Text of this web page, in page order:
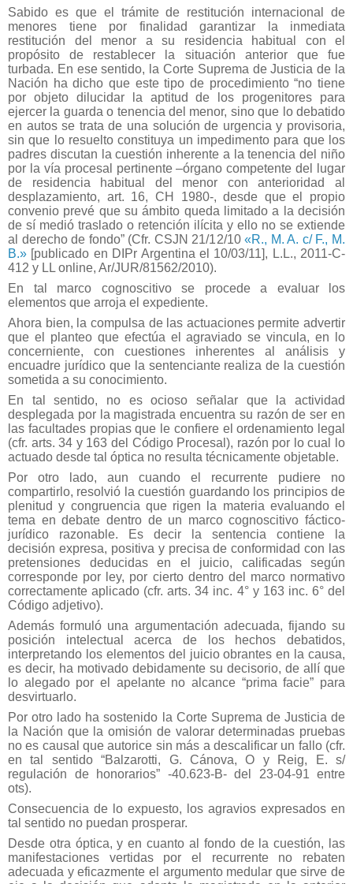
Sabido es que el trámite de restitución internacional de
menores tiene por finalidad garantizar la inmediata
restitución del menor a su residencia habitual con el
propósito de restablecer la situación anterior que fue
turbada. En ese sentido, la Corte Suprema de Justicia de la
Nación ha dicho que este tipo de procedimiento “no tiene
por objeto dilucidar la aptitud de los progenitores para
ejercer la guarda o tenencia del menor, sino que lo debatido
en autos se trata de una solución de urgencia y provisoria,
sin que lo resuelto constituya un impedimento para que los
padres discutan la cuestión inherente a la tenencia del niño
por la vía procesal pertinente –órgano competente del lugar
de residencia habitual del menor con anterioridad al
desplazamiento, art. 16, CH 1980-, desde que el propio
convenio prevé que su ámbito queda limitado a la decisión
de sí medió traslado o retención ilícita y ello no se extiende
al derecho de fondo” (Cfr. CSJN 21/12/10«R., M. A. c/ F., M.
B.» [publicado en DIPr Argentina el 10/03/11], L.L., 2011-C-
412 y LL online, Ar/JUR/81562/2010).
En tal marco cognoscitivo se procede a evaluar los
elementos que arroja el expediente.
Ahora bien, la compulsa de las actuaciones permite advertir
que el planteo que efectúa el agraviado se vincula, en lo
concerniente, con cuestiones inherentes al análisis y
encuadre jurídico que la sentenciante realiza de la cuestión
sometida a su conocimiento.
En tal sentido, no es ocioso señalar que la actividad
desplegada por la magistrada encuentra su razón de ser en
las facultades propias que le confiere el ordenamiento legal
(cfr. arts. 34 y 163 del Código Procesal), razón por lo cual lo
actuado desde tal óptica no resulta técnicamente objetable.
Por otro lado, aun cuando el recurrente pudiere no
compartirlo, resolvió la cuestión guardando los principios de
plenitud y congruencia que rigen la materia evaluando el
tema en debate dentro de un marco cognoscitivo fáctico-
jurídico razonable. Es decir la sentencia contiene la
decisión expresa, positiva y precisa de conformidad con las
pretensiones deducidas en el juicio, calificadas según
corresponde por ley, por cierto dentro del marco normativo
correctamente aplicado (cfr. arts. 34 inc. 4° y 163 inc. 6° del
Código adjetivo).
Además formuló una argumentación adecuada, fijando su
posición intelectual acerca de los hechos debatidos,
interpretando los elementos del juicio obrantes en la causa,
es decir, ha motivado debidamente su decisorio, de allí que
lo alegado por el apelante no alcance “prima facie” para
desvirtuarlo.
Por otro lado ha sostenido la Corte Suprema de Justicia de
la Nación que la omisión de valorar determinadas pruebas
no es causal que autorice sin más a descalificar un fallo (cfr.
en tal sentido “Balzarotti, G. Cánova, O y Reig, E. s/
regulación de honorarios” -40.623-B- del 23-04-91 entre
ots).
Consecuencia de lo expuesto, los agravios expresados en
tal sentido no puedan prosperar.
Desde otra óptica, y en cuanto al fondo de la cuestión, las
manifestaciones vertidas por el recurrente no rebaten
adecuada y eficazmente el argumento medular que sirve de